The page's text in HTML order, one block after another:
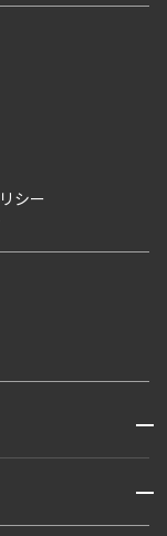
物件入居申込
シー
開閉
開閉